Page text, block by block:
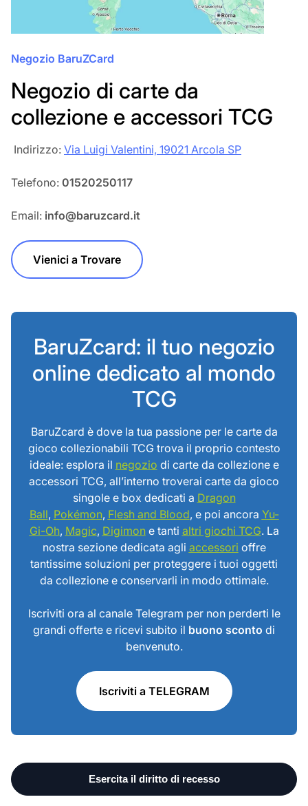
Negozio BaruZCard
Negozio di carte da
collezione e accessori TCG
‎‎ Indirizzo: Via Luigi Valentini, 19021 Arcola SP
Telefono: 01520250117
Email: info@baruzcard.it
Vienici a Trovare
BaruZcard: il tuo negozio
online dedicato al mondo
TCG
BaruZcard è dove la tua passione per le carte da
gioco collezionabili TCG trova il proprio contesto
ideale: esplora il negozio di carte da collezione e
accessori TCG, all’interno troverai carte da gioco
singole e box dedicati a Dragon
Ball, Pokémon, Flesh and Blood, e poi ancora Yu-
Gi-Oh, Magic, Digimone tanti altri giochi TCG. La
nostra sezione dedicata agli accessori offre
tantissime soluzioni per proteggere i tuoi oggetti
da collezione e conservarli in modo ottimale.
Iscriviti ora al canale Telegram per non perderti le
grandi offerte e ricevi subito il buono sconto di
benvenuto.
Iscriviti a TELEGRAM